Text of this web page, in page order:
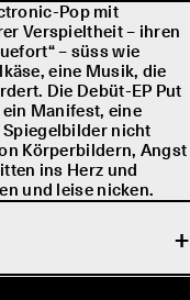
Pop mit
Verspieltheit – ihren
– süss wie
eine Musik, die
Die Debüt-EP Put
Manifest, eine
nicht
Körperbildern, Angst
ins Herz und
und leise nicken.